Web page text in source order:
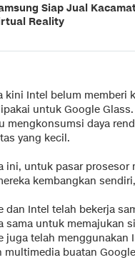
Siap Jual
Reality
kini Intel belum memberi
untuk Google
mengkonsumsi daya
yang kecil.
ini, untuk pasar
kembangkan
dan Intel telah bekerja
sama untuk memajukan
juga telah menggunakan
multimedia buatan